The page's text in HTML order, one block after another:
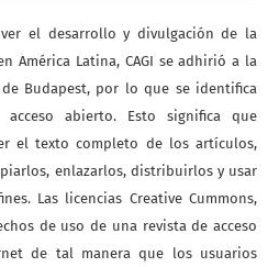
el desarrollo y divulgación de la
América Latina, CAGI se adhirió a la
Budapest, por lo que se identifica
abierto. Esto significa que
el texto completo de los artículos,
enlazarlos, distribuirlos y usar
Las licencias Creative Cummons,
de uso de una revista de acceso
de tal manera que los usuarios